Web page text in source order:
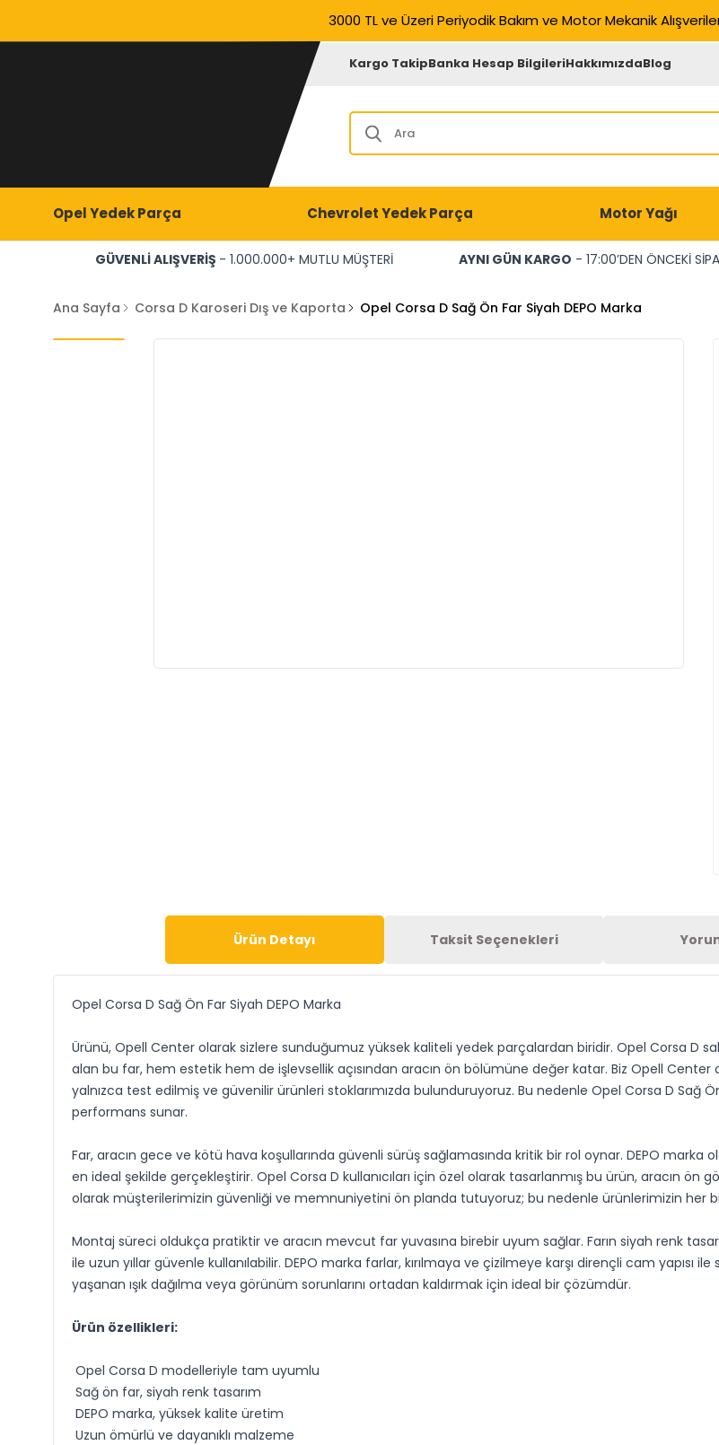
3000 TL ve Üzeri Periyodik Bakım ve Motor Mekanik
Kargo TakipBanka Hesap BilgileriHakkımızdaBlog
Opel Yedek Parça Chevrolet Yedek Parça Motor Yağı
GÜVENLİ ALIŞVERİŞ - 1.000.000+ MUTLU MÜŞTERİ AYNI GÜN KARGO - 17:00’DEN ÖNCEKİ
Ana Sayfa Corsa D Karoseri Dış ve Kaporta Opel Corsa D Sağ Ön Far Siyah DEPO Marka
Ürün Detayı Taksit Seçenekleri
Opel Corsa D Sağ Ön Far Siyah DEPO Marka
Ürünü, Opell Center olarak sizlere sunduğumuz yüksek kaliteli yedek parçalardan biridir. Opel Corsa D
alan bu far, hem estetik hem de işlevsellik açısından aracın ön bölümüne değer katar. Biz Opell
yalnızca test edilmiş ve güvenilir ürünleri stoklarımızda bulunduruyoruz. Bu nedenle Opel Corsa D Sağ
performans sunar.
Far, aracın gece ve kötü hava koşullarında güvenli sürüş sağlamasında kritik bir rol oynar. DEPO marka
en ideal şekilde gerçekleştirir. Opel Corsa D kullanıcıları için özel olarak tasarlanmış bu ürün, aracın ön
olarak müşterilerimizin güvenliği ve memnuniyetini ön planda tutuyoruz; bu nedenle ürünlerimizin her
Montaj süreci oldukça pratiktir ve aracın mevcut far yuvasına birebir uyum sağlar. Farın siyah renk
ile uzun yıllar güvenle kullanılabilir. DEPO marka farlar, kırılmaya ve çizilmeye karşı dirençli cam yapısı
yaşanan ışık dağılma veya görünüm sorunlarını ortadan kaldırmak için ideal bir çözümdür.
Ürün özellikleri:
Opel Corsa D modelleriyle tam uyumlu
Sağ ön far, siyah renk tasarım
DEPO marka, yüksek kalite üretim
Uzun ömürlü ve dayanıklı malzeme